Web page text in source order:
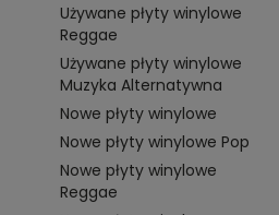
Używane płyty winylowe
Reggae
Używane płyty winylowe
Muzyka Alternatywna
Nowe płyty winylowe
Nowe płyty winylowe Pop
Nowe płyty winylowe
Reggae